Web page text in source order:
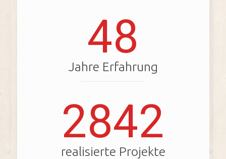
48
Jahre Erfahrung
2842
realisierte Projekte